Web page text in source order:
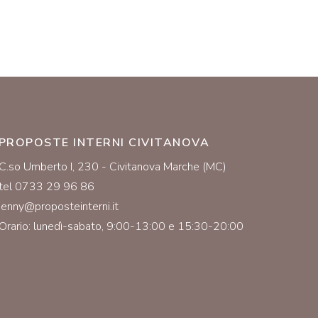
PROPOSTE INTERNI CIVITANOVA
C.so Umberto I, 230 - Civitanova Marche (MC)
0733 29 96 86
jenny@proposteinterni.it
Orario: lunedì-sabato, 9:00-13:00 e 15:30-20:00